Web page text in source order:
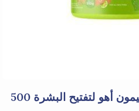
مقشر الجسم ليتا ليمون أهو لتفتيح البشرة 500